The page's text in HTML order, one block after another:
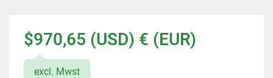
$970,65 (USD) € (EUR)
excl. Mwst